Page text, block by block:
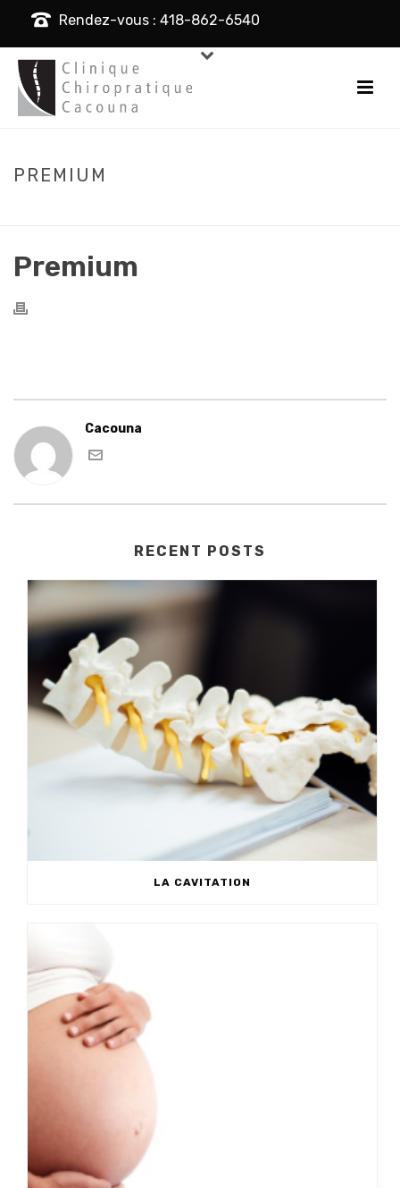
Rendez-vous : 418-862-6540
PREMIUM
Premium
Cacouna
RECENT POSTS
LA CAVITATION